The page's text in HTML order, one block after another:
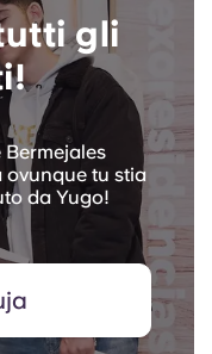
gli
Bermejales
ovunque tu stia
da Yugo!